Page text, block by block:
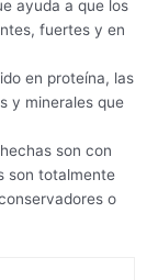
ayuda a que los
fuertes y en
en proteína, las
y minerales que
son con
son totalmente
o